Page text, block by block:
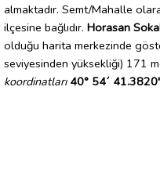
almaktadır. Semt/Mahalle
ilçesine bağlıdır. Horasan
olduğu harita merkezinde
seviyesinden yüksekliği) 171
koordinatları 40° 54´